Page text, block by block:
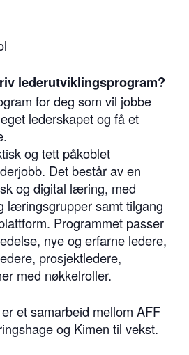
lederutviklingsprogram?
for deg som vil jobbe
lederskapet og få et
og tett påkoblet
Det består av en
og digital læring, med
læringsgrupper samt tilgang
Programmet passer
nye og erfarne ledere,
prosjektledere,
med nøkkelroller.
et samarbeid mellom AFF
og Kimen til vekst.